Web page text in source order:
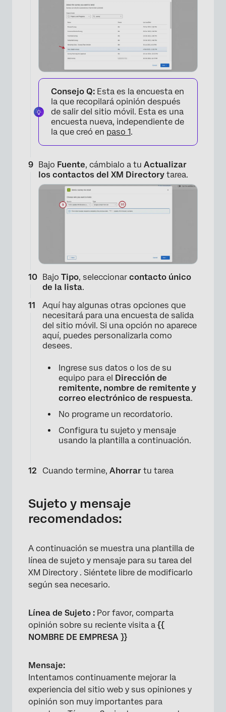
×
×
Consejo Q: Esta es la encuesta en
la que recopilará opinión después
de salir del sitio móvil. Esta es una
encuesta nueva, independiente de
la que creó en paso 1.
Bajo Fuente, cámbialo a tu Actualizar
los contactos del XM Directory tarea.
Bajo Tipo, seleccionar contacto único
de la lista.
Aquí hay algunas otras opciones que
necesitará para una encuesta de salida
del sitio móvil. Si una opción no aparece
aquí, puedes personalizarla como
desees.
Ingrese sus datos o los de su
equipo para el Dirección de
remitente, nombre de remitente y
correo electrónico de respuesta.
No programe un recordatorio.
Configura tu sujeto y mensaje
usando la plantilla a continuación.
Cuando termine, Ahorrar tu tarea
Sujeto y mensaje
recomendados:
A continuación se muestra una plantilla de
línea de sujeto y mensaje para su tarea del
XM Directory . Siéntete libre de modificarlo
según sea necesario.
Línea de Sujeto : Por favor, comparta
opinión sobre su reciente visita a {{​​​​​​​
NOMBRE DE EMPRESA }}
Mensaje:
Intentamos continuamente mejorar la
experiencia del sitio web y sus opiniones y
opinión son muy importantes para